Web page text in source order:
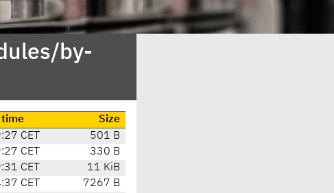
by-
time
Size
CET
501 B
CET
330 B
CET
11 KiB
CET
7267 B